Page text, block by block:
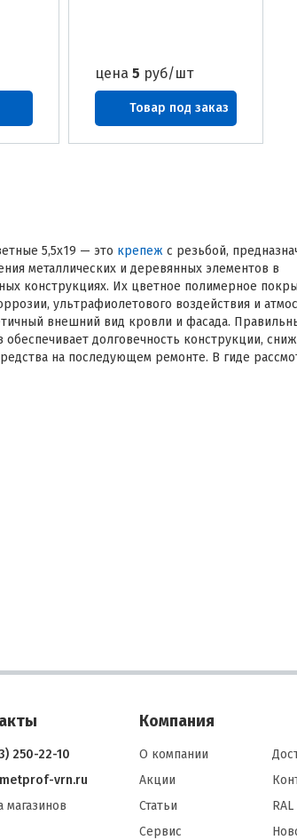
цена 5 руб/шт
Товар под заказ
5,5х19 — это крепеж с резьбой,
металлических и деревянных элементов в
конструкциях. Их цветное полимерное
ультрафиолетового воздействия и
внешний вид кровли и фасада.
обеспечивает долговечность конструкции,
на последующем ремонте. В гиде
ключевые характеристики,
воды в монтажные отверстия. Это
монтажа
сверления в тонкий металл и дерево. Это
снижает риск повреждения материала.
применения
для крепления кровли, фасадных панелей,
и легких деревянных элементов,
250-22-10
vrn.ru
магазинов
Компания
О компании
Акции
Статьи
Сервис
RAL